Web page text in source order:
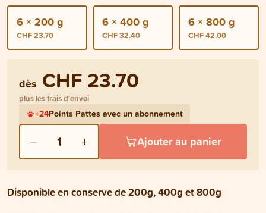
6 × 200 g
CHF 23.70
6 × 400 g
CHF 32.40
6 × 800 g
CHF 42.00
dès CHF 23.70
plus les frais d'envoi
+24Points Pattes avec un abonnement
− 1 + Ajouter au panier
Disponible en conserve de 200g, 400g et 800g